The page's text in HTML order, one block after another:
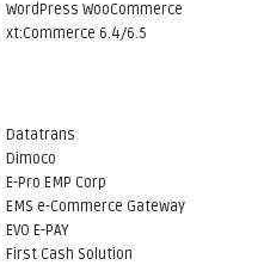
WordPress WooCommerce
xt:Commerce 6.4/6.5
Datatrans
Dimoco
E-Pro EMP Corp
EMS e-Commerce Gateway
EVO E-PAY
First Cash Solution